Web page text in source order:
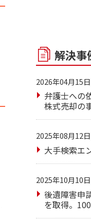
解決事
2026年04月15日
弁護士への
株式売却の
2025年08月12日
大手検索エ
2025年10月10日
後遺障害申
を取得。